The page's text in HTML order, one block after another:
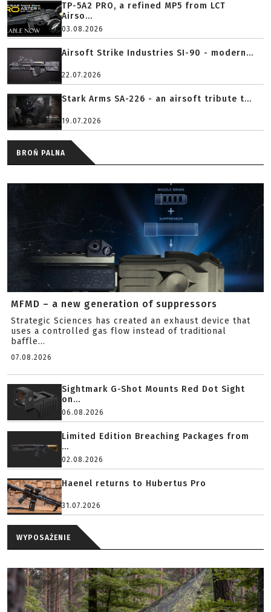
TP-5A2 PRO, a refined MP5 from LCT
Airso...
03.08.2026
Airsoft Strike Industries SI-90 - modern...
22.07.2026
Stark Arms SA-226 - an airsoft tribute t...
19.07.2026
BROŃ PALNA
MFMD – a new generation of suppressors
Strategic Sciences has created an exhaust device that
uses a controlled gas flow instead of traditional
baffle...
07.08.2026
Sightmark G-Shot Mounts Red Dot Sight
on...
06.08.2026
Limited Edition Breaching Packages from
...
02.08.2026
Haenel returns to Hubertus Pro
31.07.2026
WYPOSAŻENIE